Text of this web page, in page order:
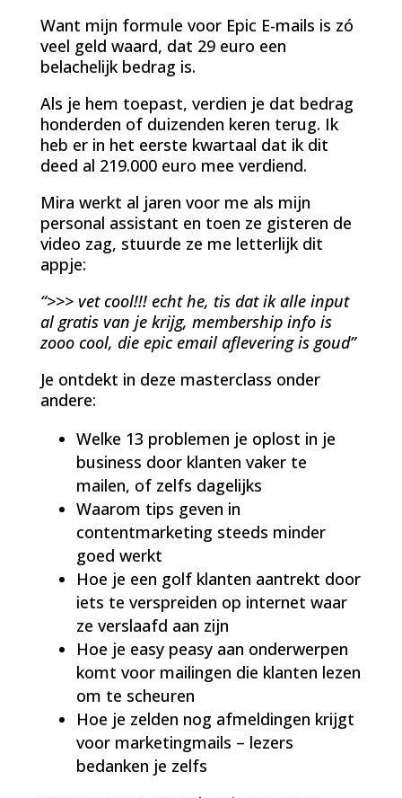
Want mijn formule voor Epic E-mails is zó
veel geld waard, dat 29 euro een
belachelijk bedrag is.
Als je hem toepast, verdien je dat bedrag
honderden of duizenden keren terug. Ik
heb er in het eerste kwartaal dat ik dit
deed al 219.000 euro mee verdiend.
Mira werkt al jaren voor me als mijn
personal assistant en toen ze gisteren de
video zag, stuurde ze me letterlijk dit
appje:
“>>> vet cool!!! echt he, tis dat ik alle input
al gratis van je krijg, membership info is
zooo cool, die epic email aflevering is goud”
Je ontdekt in deze masterclass onder
andere:
Welke 13 problemen je oplost in je
business door klanten vaker te
mailen, of zelfs dagelijks
Waarom tips geven in
contentmarketing steeds minder
goed werkt
Hoe je een golf klanten aantrekt door
iets te verspreiden op internet waar
ze verslaafd aan zijn
Hoe je easy peasy aan onderwerpen
komt voor mailingen die klanten lezen
om te scheuren
Hoe je zelden nog afmeldingen krijgt
voor marketingmails – lezers
bedanken je zelfs